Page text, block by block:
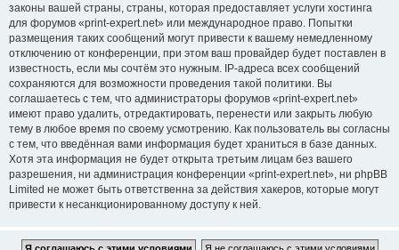
законы вашей страны, страны, которая предоставляет услуги хостинга
для форумов «print-expert.net» или международное право. Попытки
размещения таких сообщений могут привести к вашему немедленному
отключению от конференции, при этом ваш провайдер будет поставлен в
известность, если мы сочтём это нужным. IP-адреса всех сообщений
сохраняются для возможности проведения такой политики. Вы
соглашаетесь с тем, что администраторы форумов «print-expert.net»
имеют право удалить, отредактировать, перенести или закрыть любую
тему в любое время по своему усмотрению. Как пользователь вы согласны
с тем, что введённая вами информация будет храниться в базе данных.
Хотя эта информация не будет открыта третьим лицам без вашего
разрешения, ни администрация конференции «print-expert.net», ни phpBB
Limited не может быть ответственна за действия хакеров, которые могут
привести к несанкционированному доступу к ней.